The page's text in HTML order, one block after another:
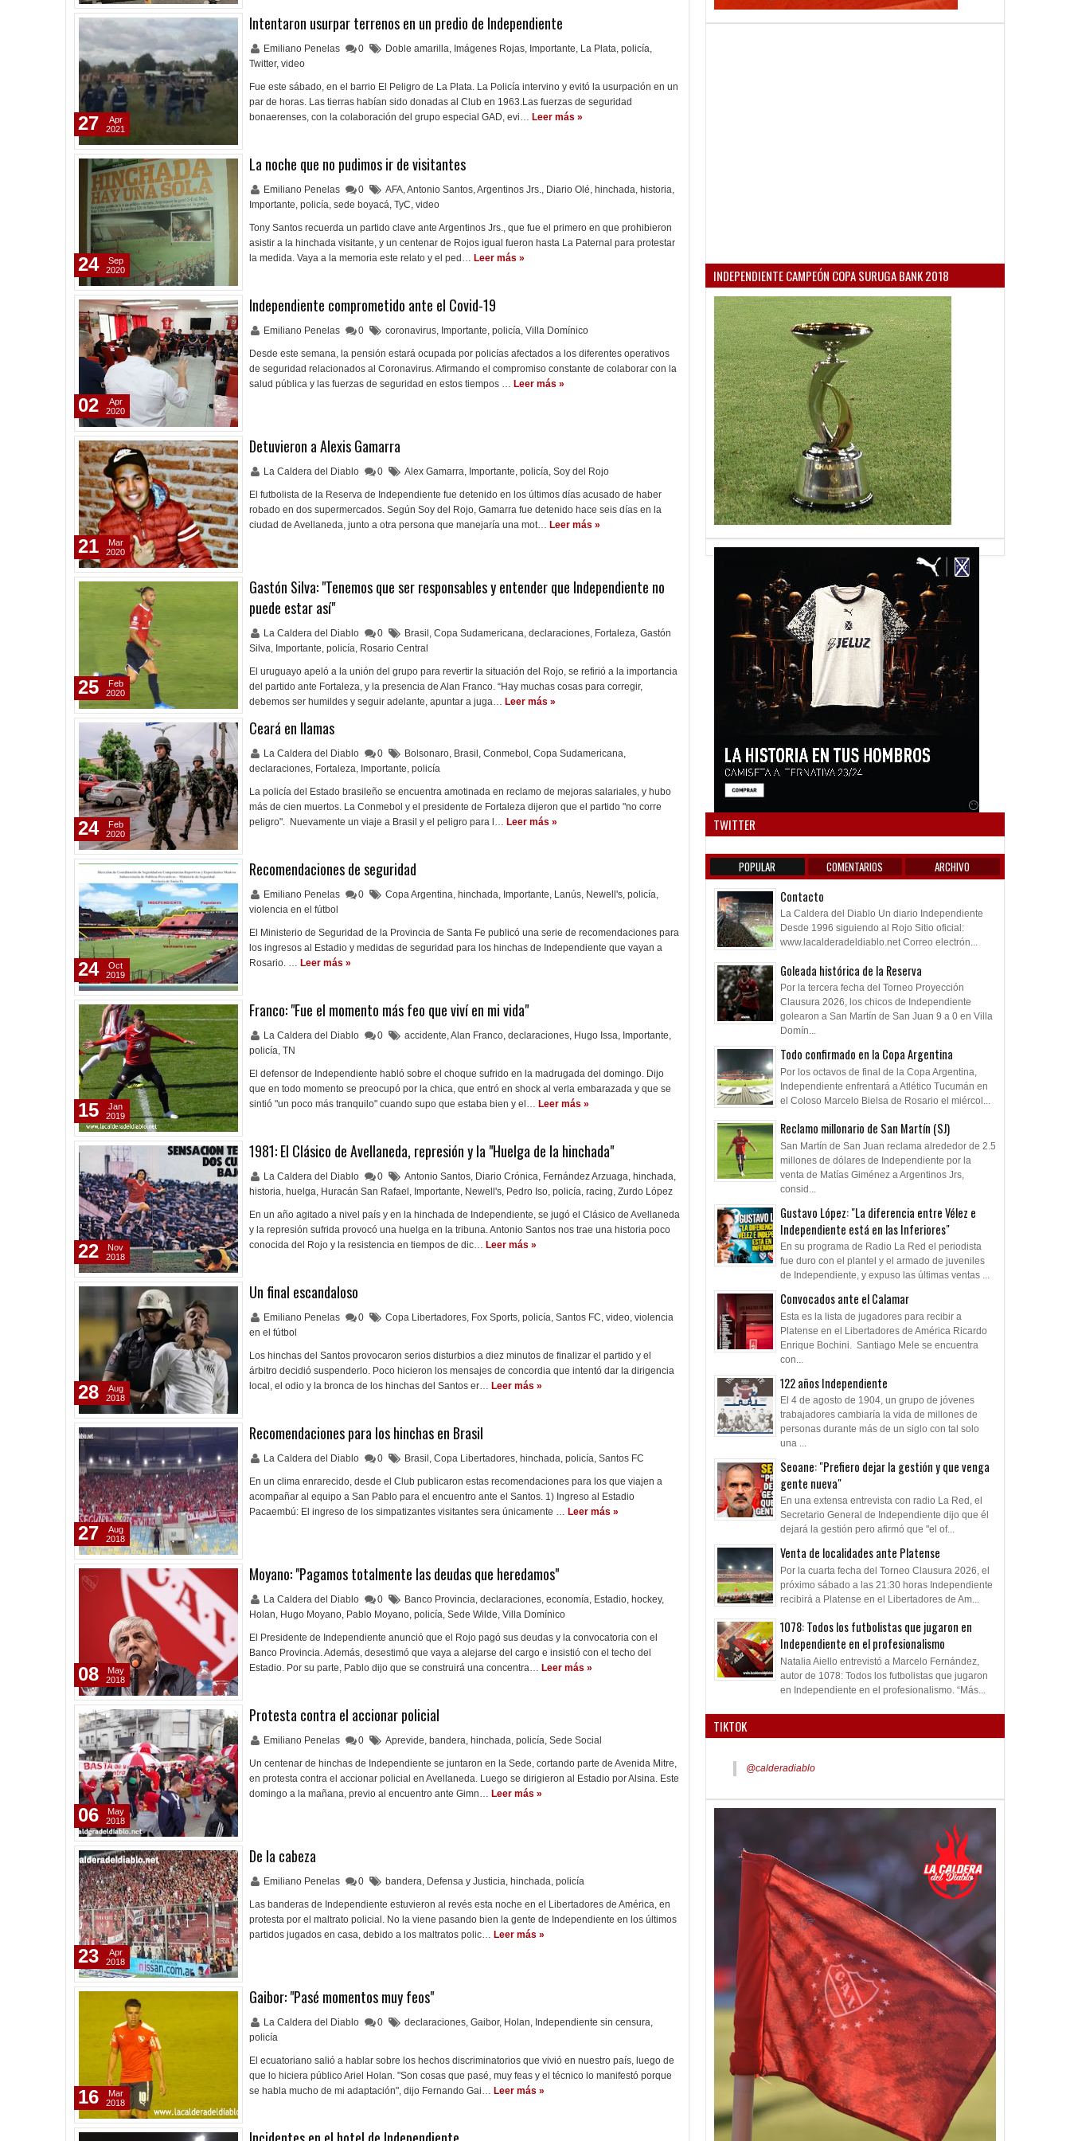
Intentaron usurpar terrenos en un predio de Independiente
Emiliano Penelas 0 Doble amarilla, Imágenes Rojas, Importante, La Plata, policía,
Twitter, video
Fue este sábado, en el barrio El Peligro de La Plata. La Policía intervino y evitó la usurpación en un
par de horas. Las tierras habían sido donadas al Club en 1963.Las fuerzas de seguridad
bonaerenses, con la colaboración del grupo especial GAD, evi… Leer más »
27
Apr
2021
La noche que no pudimos ir de visitantes
Emiliano Penelas 0 AFA,Antonio Santos,Argentinos Jrs., Diario Olé, hinchada, historia,
Importante, policía, sede boyacá, TyC, video
Tony Santos recuerda un partido clave ante Argentinos Jrs., que fue el primero en que prohibieron
asistir a la hinchada visitante, y un centenar de Rojos igual fueron hasta La Paternal para protestar
la medida. Vaya a la memoria este relato y el ped… Leer más »
24
Sep
2020
Independiente comprometido ante el Covid-19
Emiliano Penelas 0 coronavirus, Importante, policía, Villa Domínico
Desde este semana, la pensión estará ocupada por policías afectados a los diferentes operativos
de seguridad relacionados al Coronavirus. Afirmando el compromiso constante de colaborar con la
salud pública y las fuerzas de seguridad en estos tiempos … Leer más »
02
Apr
2020
Detuvieron a Alexis Gamarra
La Caldera del Diablo 0 Alex Gamarra, Importante, policía, Soy del Rojo
El futbolista de la Reserva de Independiente fue detenido en los últimos días acusado de haber
robado en dos supermercados. Según Soy del Rojo, Gamarra fue detenido hace seis días en la
ciudad de Avellaneda, junto a otra persona que manejaría una mot… Leer más »
21
Mar
2020
Gastón Silva: "Tenemos que ser responsables y entender que Independiente no
puede estar así"
La Caldera del Diablo 0 Brasil , Copa Sudamericana, declaraciones, Fortaleza, Gastón
Silva, Importante, policía, Rosario Central
El uruguayo apeló a la unión del grupo para revertir la situación del Rojo, se refirió a la importancia
del partido ante Fortaleza, y la presencia de Alan Franco. “Hay muchas cosas para corregir,
debemos ser humildes y seguir adelante, apuntar a juga… Leer más »
25
Feb
2020
Ceará en llamas
La Caldera del Diablo 0 Bolsonaro, Brasil , Conmebol , Copa Sudamericana,
declaraciones, Fortaleza, Importante, policía
La policía del Estado brasileño se encuentra amotinada en reclamo de mejoras salariales, y hubo
más de cien muertos. La Conmebol y el presidente de Fortaleza dijeron que el partido "no corre
peligro". Nuevamente un viaje a Brasil y el peligro para l… Leer más »
24
Feb
2020
Recomendaciones de seguridad
Emiliano Penelas 0 Copa Argentina, hinchada, Importante, Lanús, Newell's, policía,
violencia en el fútbol
El Ministerio de Seguridad de la Provincia de Santa Fe publicó una serie de recomendaciones para
los ingresos al Estadio y medidas de seguridad para los hinchas de Independiente que vayan a
Rosario. … Leer más »
24
Oct
2019
Franco: "Fue el momento más feo que viví en mi vida"
La Caldera del Diablo 0 accidente,Alan Franco, declaraciones, Hugo Issa, Importante,
policía, TN
El defensor de Independiente habló sobre el choque sufrido en la madrugada del domingo. Dijo
que en todo momento se preocupó por la chica, que entró en shock al verla embarazada y que se
sintió "un poco más tranquilo" cuando supo que estaba bien y el… Leer más »
15
Jan
2019
1981: El Clásico de Avellaneda, represión y la "Huelga de la hinchada"
La Caldera del Diablo 0 Antonio Santos, Diario Crónica, Fernández Arzuaga, hinchada,
historia, huelga, Huracán San Rafael , Importante, Newell's, Pedro Iso, policía, racing, Zurdo López
En un año agitado a nivel país y en la hinchada de Independiente, se jugó el Clásico de Avellaneda
y la represión sufrida provocó una huelga en la tribuna. Antonio Santos nos trae una historia poco
conocida del Rojo y la resistencia en tiempos de dic… Leer más »
22
Nov
2018
Un final escandaloso
Emiliano Penelas 0 Copa Libertadores, Fox Sports, policía, Santos FC, video, violencia
en el fútbol
Los hinchas del Santos provocaron serios disturbios a diez minutos de finalizar el partido y el
árbitro decidió suspenderlo. Poco hicieron los mensajes de concordia que intentó dar la dirigencia
local, el odio y la bronca de los hinchas del Santos er… Leer más »
28
Aug
2018
Recomendaciones para los hinchas en Brasil
La Caldera del Diablo 0 Brasil , Copa Libertadores, hinchada, policía, Santos FC
En un clima enrarecido, desde el Club publicaron estas recomendaciones para los que viajen a
acompañar al equipo a San Pablo para el encuentro ante el Santos. 1) Ingreso al Estadio
Pacaembú: El ingreso de los simpatizantes visitantes sera únicamente … Leer más »
27
Aug
2018
Moyano: "Pagamos totalmente las deudas que heredamos"
La Caldera del Diablo 0 Banco Provincia, declaraciones, economía, Estadio, hockey,
Holan, Hugo Moyano, Pablo Moyano, policía, Sede Wilde, Villa Domínico
El Presidente de Independiente anunció que el Rojo pagó sus deudas y la convocatoria con el
Banco Provincia. Además, desestimó que vaya a alejarse del cargo e insistió con el techo del
Estadio. Por su parte, Pablo dijo que se construirá una concentra… Leer más »
08
May
2018
Protesta contra el accionar policial
Emiliano Penelas 0 Aprevide, bandera, hinchada, policía, Sede Social
Un centenar de hinchas de Independiente se juntaron en la Sede, cortando parte de Avenida Mitre,
en protesta contra el accionar policial en Avellaneda. Luego se dirigieron al Estadio por Alsina. Este
domingo a la mañana, previo al encuentro ante Gimn… Leer más »
06
May
2018
De la cabeza
Emiliano Penelas 0 bandera, Defensa y Justicia, hinchada, policía
Las banderas de Independiente estuvieron al revés esta noche en el Libertadores de América, en
protesta por el maltrato policial. No la viene pasando bien la gente de Independiente en los últimos
partidos jugados en casa, debido a los maltratos polic… Leer más »
23
Apr
2018
Gaibor: "Pasé momentos muy feos"
La Caldera del Diablo 0 declaraciones, Gaibor, Holan, Independiente sin censura,
policía
El ecuatoriano salió a hablar sobre los hechos discriminatorios que vivió en nuestro país, luego de
que lo hiciera público Ariel Holan. "Son cosas que pasé, muy feas y el técnico lo manifestó porque
se habla mucho de mi adaptación", dijo Fernando Gai… Leer más »
16
Mar
2018
INDEPENDIENTE CAMPEÓN COPA SURUGA BANK 2018
TWITTER
POPULAR COMENTARIOS ARCHIVO
Contacto
La Caldera del Diablo Un diario Independiente
Desde 1996 siguiendo al Rojo Sitio oficial:
www.lacalderadeldiablo.net Correo electrón...
Goleada histórica de la Reserva
Por la tercera fecha del Torneo Proyección
Clausura 2026, los chicos de Independiente
golearon a San Martín de San Juan 9 a 0 en Villa
Domín...
Todo confirmado en la Copa Argentina
Por los octavos de final de la Copa Argentina,
Independiente enfrentará a Atlético Tucumán en
el Coloso Marcelo Bielsa de Rosario el miércol...
Reclamo millonario de San Martín (SJ)
San Martín de San Juan reclama alrededor de 2.5
millones de dólares de Independiente por la
venta de Matías Giménez a Argentinos Jrs,
consid...
Gustavo López: "La diferencia entre Vélez e
Independiente está en las Inferiores"
En su programa de Radio La Red el periodista
fue duro con el plantel y el armado de juveniles
de Independiente, y expuso las últimas ventas ...
Convocados ante el Calamar
Esta es la lista de jugadores para recibir a
Platense en el Libertadores de América Ricardo
Enrique Bochini. Santiago Mele se encuentra
con...
122 años Independiente
El 4 de agosto de 1904, un grupo de jóvenes
trabajadores cambiaría la vida de millones de
personas durante más de un siglo con tal solo
una ...
Seoane: "Prefiero dejar la gestión y que venga
gente nueva"
En una extensa entrevista con radio La Red, el
Secretario General de Independiente dijo que él
dejará la gestión pero afirmó que "el of...
Venta de localidades ante Platense
Por la cuarta fecha del Torneo Clausura 2026, el
próximo sábado a las 21:30 horas Independiente
recibirá a Platense en el Libertadores de Am...
1078: Todos los futbolistas que jugaron en
Independiente en el profesionalismo
Natalia Aiello entrevistó a Marcelo Fernández,
autor de 1078: Todos los futbolistas que jugaron
en Independiente en el profesionalismo. “Más...
TIKTOK
@calderadiablo